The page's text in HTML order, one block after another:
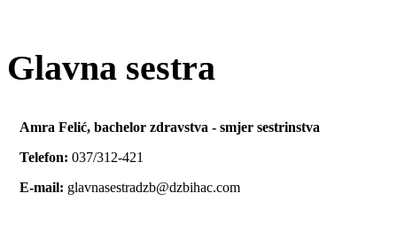
Glavna sestra
Amra Felić, bachelor zdravstva - smjer sestrinstva
Telefon: 037/312-421
E-mail: glavnasestradzb@dzbihac.com